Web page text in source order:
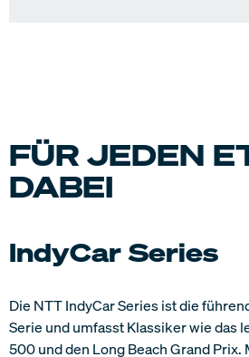
FÜR JEDEN
DABEI
IndyCar Series
Die NTT IndyCar Series ist die
Serie und umfasst Klassiker wie das
500 und den Long Beach Grand Prix.